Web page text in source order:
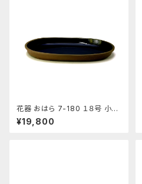
花器 おはら 7-180 １８号 小判
水盤 花瓶 フラワーベース 水盤
¥19,800